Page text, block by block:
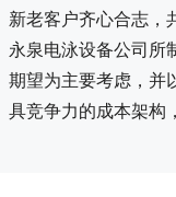
新老客户齐心合志，
永泉电泳设备公司所
期望为主要考虑，并
具竞争力的成本架构